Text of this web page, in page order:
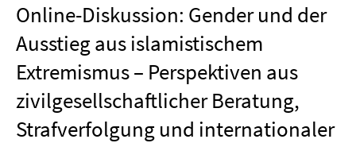
Online-Diskussion: Gender und der
Ausstieg aus islamistischem
Extremismus – Perspektiven aus
zivilgesellschaftlicher Beratung,
Strafverfolgung und internationaler